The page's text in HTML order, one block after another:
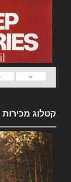
«
קטלוג מכירות